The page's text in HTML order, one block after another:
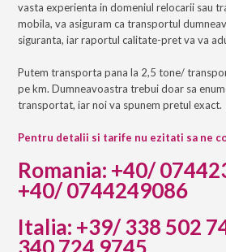
vasta experienta in domeniul relocarii sau
mobila, va asiguram ca transportul
siguranta, iar raportul calitate-pret va va
Putem transporta pana la 2,5 tone/
pe km. Dumneavoastra trebui doar sa
transportat, iar noi va spunem pretul exact.
Pentru detalii si tarife nu ezitati sa ne
Romania: +40/
+40/ 0744249086
Italia: +39/ 338 502